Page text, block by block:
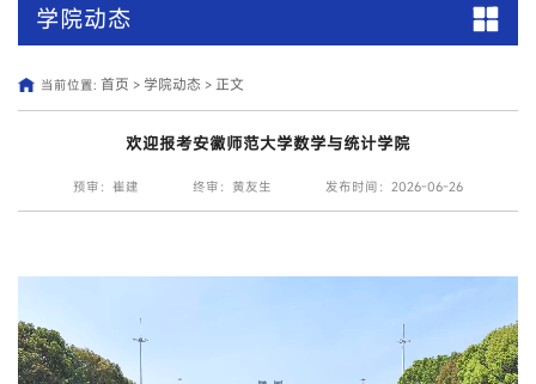
学院动态
当前位置: 首页 > 学院动态 > 正文
欢迎报考安徽师范大学数学与统计学院
预审：崔建 终审：黄友生 发布时间：2026-06-26